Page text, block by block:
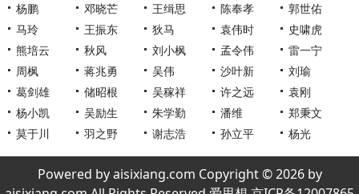
杨鹏
邓晓芒 王缉思 陈奉孝
郭世佑
马玲
王振东 狄马 袁伟时
史啸虎
熊培云
秋风 刘小枫 孟令伟
雷一宁
周枫
蒋兆勇 吴伟 沙叶新
刘瑜
葛剑雄
储昭根 吴稼祥 许之远
袁刚
杨小凯
吴励生 朱学勤 潘维
郑秉文
莫于川
羽之野 谢志浩 孙立平 杨光
Powered by aisixiang.com Copyright © 2026 by